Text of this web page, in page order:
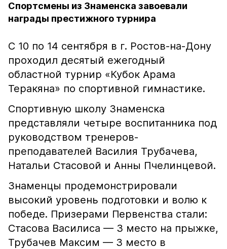
Спортсмены из Знаменска завоевали
награды престижного турнира
С 10 по 14 сентября в г. Ростов-на-Дону
проходил десятый ежегодный
областной турнир «Кубок Арама
Теракяна» по спортивной гимнастике.
Спортивную школу Знаменска
представляли четыре воспитанника под
руководством тренеров-
преподавателей Василия Трубачева,
Натальи Стасовой и Анны Пчелинцевой.
Знаменцы продемонстрировали
высокий уровень подготовки и волю к
победе. Призерами Первенства стали:
Стасова Василиса — 3 место на прыжке,
Трубачев Максим — 3 место в